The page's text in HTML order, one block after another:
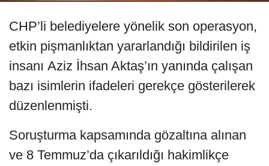
CHP’li belediyelere yönelik son operasyon,
etkin pişmanlıktan yararlandığı bildirilen iş
insanı Aziz İhsan Aktaş’ın yanında çalışan
bazı isimlerin ifadeleri gerekçe gösterilerek
düzenlenmişti.
Soruşturma kapsamında gözaltına alınan
ve 8 Temmuz’da çıkarıldığı hakimlikçe